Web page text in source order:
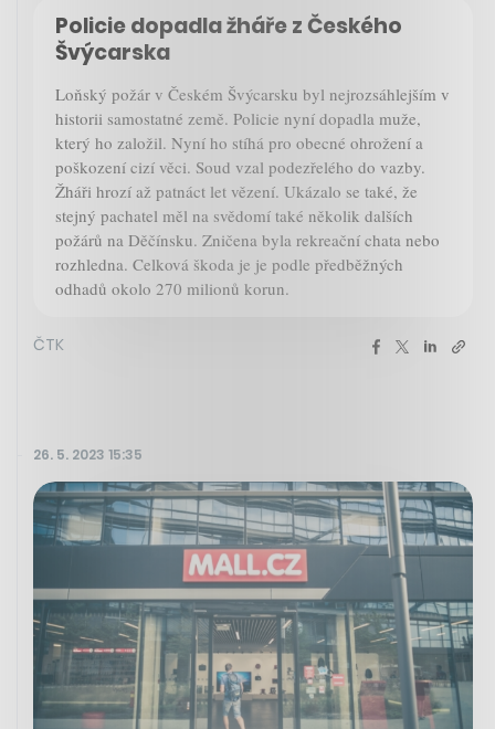
Policie dopadla žháře z Českého
Švýcarska
Loňský požár v Českém Švýcarsku byl nejrozsáhlejším v
historii samostatné země. Policie nyní dopadla muže,
který ho založil. Nyní ho stíhá pro obecné ohrožení a
poškození cizí věci. Soud vzal podezřelého do vazby.
Žháři hrozí až patnáct let vězení. Ukázalo se také, že
stejný pachatel měl na svědomí také několik dalších
požárů na Děčínsku. Zničena byla rekreační chata nebo
rozhledna. Celková škoda je je podle předběžných
odhadů okolo 270 milionů korun.
ČTK
26. 5. 2023 15:35